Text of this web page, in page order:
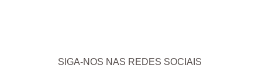
SIGA-NOS NAS REDES SOCIAIS